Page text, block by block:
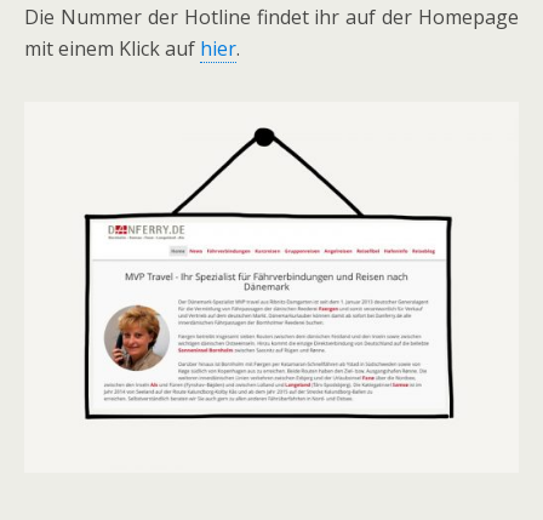
Die Nummer der Hotline findet ihr auf der Homepage
mit einem Klick auf hier.